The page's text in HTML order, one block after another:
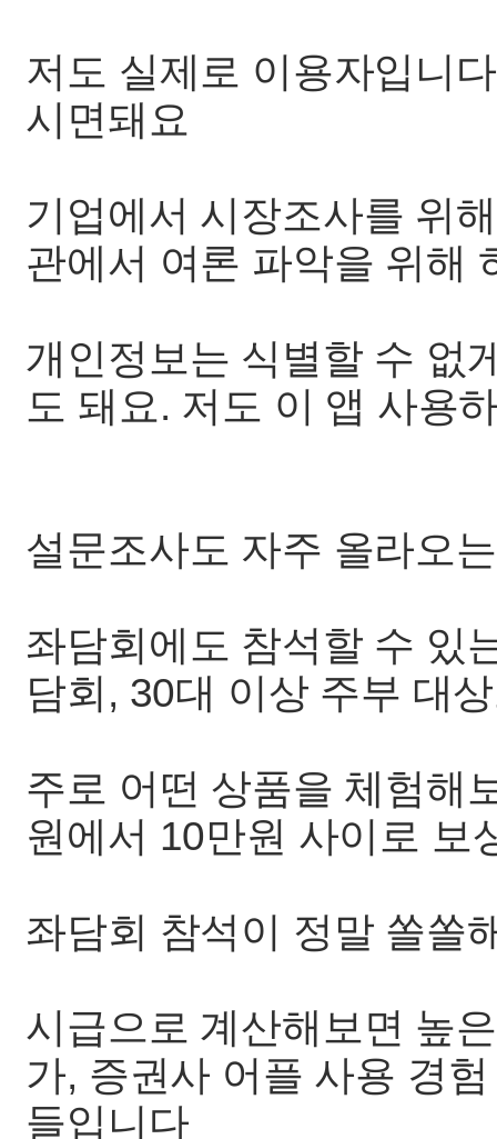
저도 실제로 이용자입니
시면돼요
기업에서 시장조사를 위
관에서 여론 파악을 위해
개인정보는 식별할 수 없
도 돼요. 저도 이 앱 사용
설문조사도 자주 올라오
좌담회에도 참석할 수 있
담회, 30대 이상 주부 대
주로 어떤 상품을 체험해
원에서 10만원 사이로 보
좌담회 참석이 정말 쏠쏠
시급으로 계산해보면 높
가, 증권사 어플 사용 경
들입니다